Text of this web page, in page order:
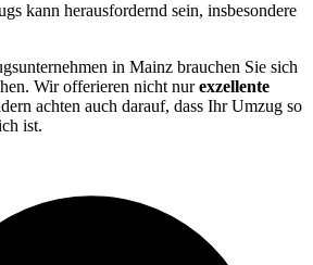
kann herausfordernd sein, insbesondere
in Mainz brauchen Sie sich
Wir offerieren nicht nurexzellente
achten auch darauf, dass Ihr Umzug so
ist.